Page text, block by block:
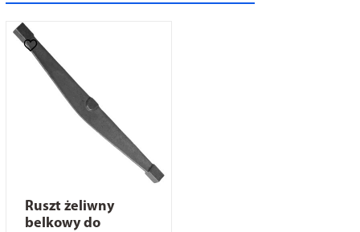
Ruszt żeliwny
belkowy do